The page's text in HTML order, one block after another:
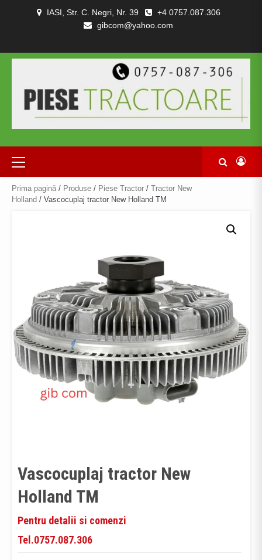
IASI, Str. C. Negri, Nr. 39
+4 0757.087.306
gibcom@yahoo.com
TRACTOARE
SI
COMBINE
NOI
DE
CONFIDENȚIALITATEA
SI
CONDITII
Primary
Menu
Prima pagină / Produse / Piese Tractor / Tractor New
Holland / Vascocuplaj tractor New Holland TM
Vascocuplaj tractor New
Holland TM
Pentru detalii si comenzi
Tel.0757.087.306